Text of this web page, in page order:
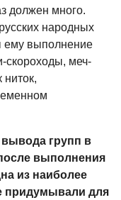
должен много.
народных
ему выполнение
скороходы, меч-
ниток,
групп в
выполнения
из наиболее
придумывали для